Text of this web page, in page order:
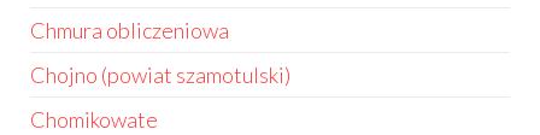
Chmura obliczeniowa
Chojno (powiat szamotulski)
Chomikowate